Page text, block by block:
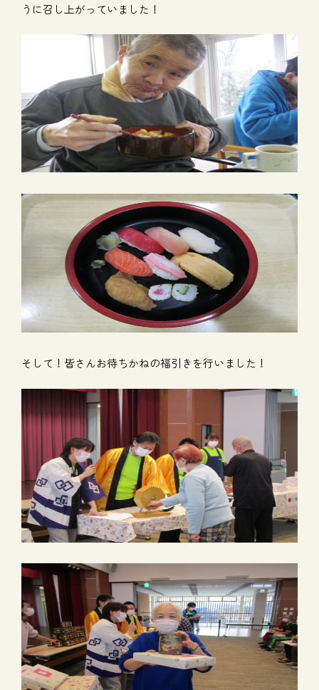
うに召し上がっていました！
そして！皆さんお待ちかねの福引きを行いました！